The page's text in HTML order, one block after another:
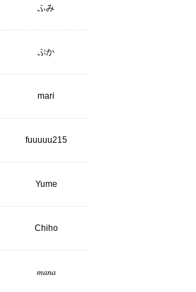
ふみ
ぷか
mari
fuuuuu215
Yume
Chiho
𝑚𝑎𝑛𝑎